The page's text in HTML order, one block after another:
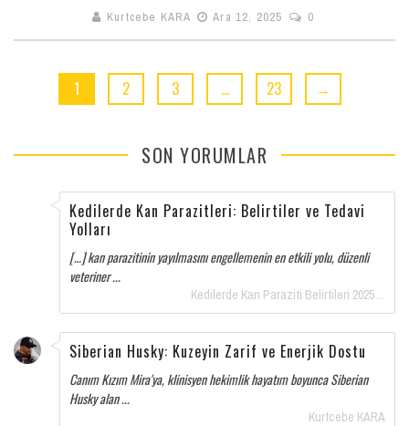
Kurtcebe KARA Ara 12, 2025 0
1 2 3 … 23 →
SON YORUMLAR
Kedilerde Kan Parazitleri: Belirtiler ve Tedavi
Yolları
[…] kan parazitinin yayılmasını engellemenin en etkili yolu, düzenli
veteriner ...
Kedilerde Kan Paraziti Belirtileri 2025 ...
Siberian Husky: Kuzeyin Zarif ve Enerjik Dostu
Canım Kızım Mira'ya, klinisyen hekimlik hayatım boyunca Siberian
Husky alan ...
Kurtcebe KARA